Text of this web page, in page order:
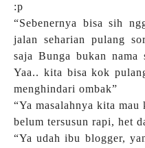
:p
“Sebenernya bisa sih
jalan seharian pulang
saja Bunga bukan nama
Yaa.. kita bisa kok
menghindari ombak”
“Ya masalahnya kita
belum tersusun rapi, het
“Ya udah ibu blogger,